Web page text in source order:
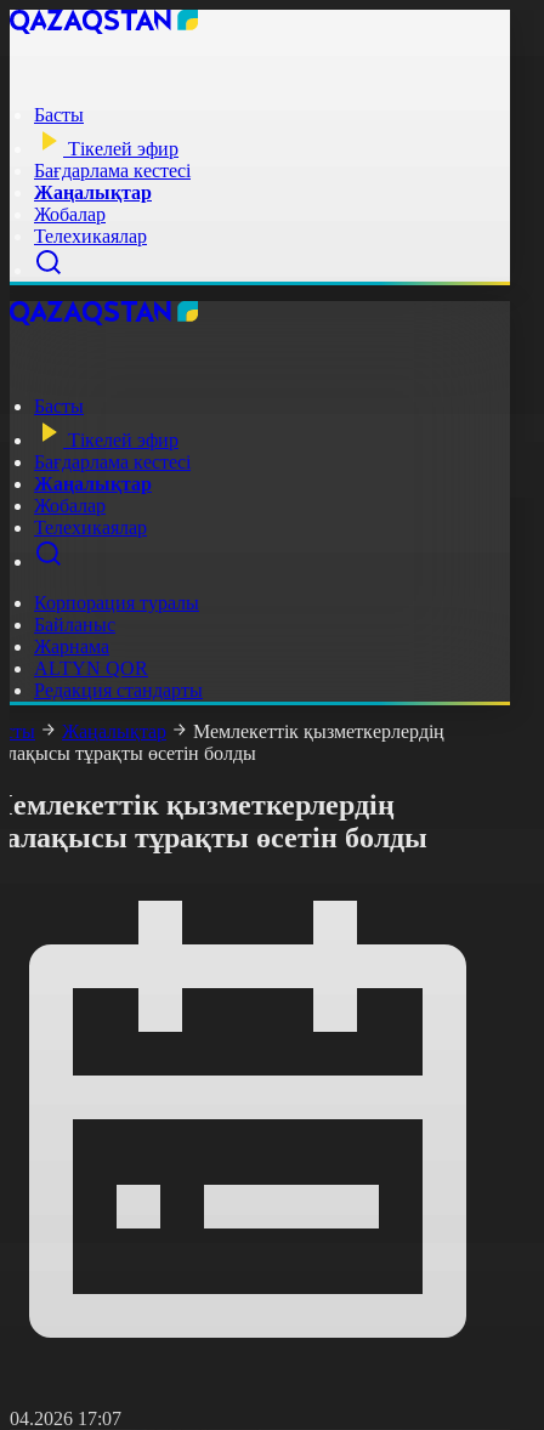
Басты
Тікелей эфир
Бағдарлама кестесі
Жаңалықтар
Жобалар
Телехикаялар
Басты
Тікелей эфир
Бағдарлама кестесі
Жаңалықтар
Жобалар
Телехикаялар
Корпорация туралы
Байланыс
Жарнама
ALTYN QOR
Редакция стандарты
Жаңалықтар
Мемлекеттік қызметкерлердің
тұрақты өсетін болды
қызметкерлердің
тұрақты өсетін болды
17:07